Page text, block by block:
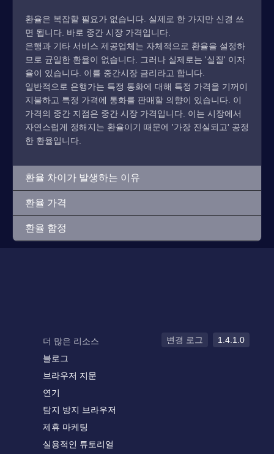
환율은 복잡할 필요가 없습니다. 실제로 한 가지만 신경 쓰
면 됩니다. 바로 중간 시장 가격입니다.
은행과 기타 서비스 제공업체는 자체적으로 환율을 설정하
므로 균일한 환율이 없습니다. 그러나 실제로는 '실질' 이자
율이 있습니다. 이를 중간시장 금리라고 합니다.
일반적으로 은행가는 특정 통화에 대해 특정 가격을 기꺼이
지불하고 특정 가격에 통화를 판매할 의향이 있습니다. 이
가격의 중간 지점은 중간 시장 가격입니다. 이는 시장에서
자연스럽게 정해지는 환율이기 때문에 '가장 진실되고' 공정
한 환율입니다.
환율 차이가 발생하는 이유
환율 가격
환율 함정
더 많은 리소스
블로그
브라우저 지문
연기
탐지 방지 브라우저
제휴 마케팅
실용적인 튜토리얼
변경 로그 1.4.1.0